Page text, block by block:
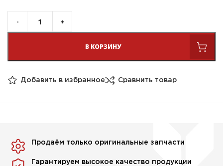
В КОРЗИНУ
Добавить в избранное Сравнить товар
Продаём только оригинальные запчасти
Гарантируем высокое качество продукции